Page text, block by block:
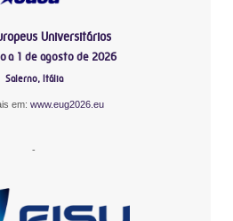
Universitários
a 1 de agosto de 2026
Salerno, Itália
em: www.eug2026.eu
-